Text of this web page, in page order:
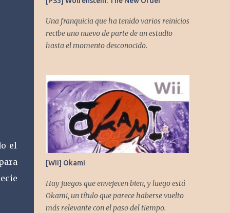
el
Una franquicia que ha tenido varios reinicios
recibe uno nuevo de parte de un estudio
hasta el momento desconocido.
[Wii] Okami
Hay juegos que envejecen bien, y luego está
Okami, un título que parece haberse vuelto
más relevante con el paso del tiempo.